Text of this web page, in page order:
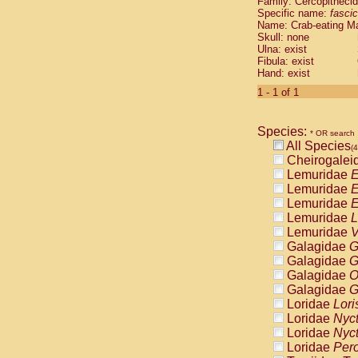
Cebidae
Cebidae
Cebidae
Cebidae
Cebidae
Cebidae
Cebidae
Cebidae
Cebidae
Cebidae
Cebidae
Cebidae
Atelidae
Atelidae
Atelidae
Atelidae
Atelidae
Atelidae
Atelidae
Atelidae
Atelidae
Atelidae
Pitheciidae
Specific name:
Name: Crab-eating
Skull: none
Ulna: exist
Fibula: exist
Hand: exist
1 - 1 of 1
Species: * OR search
All Species
Lemuridae
Lemuridae
Lemuridae
Lemuridae
Lemuridae
Galagidae
Galagidae
Galagidae
Galagidae
Loridae
Loridae
Loridae
Loridae